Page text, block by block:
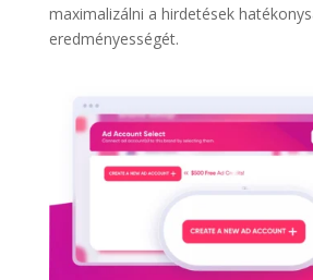
maximalizálni a hirdetések
eredményességét.